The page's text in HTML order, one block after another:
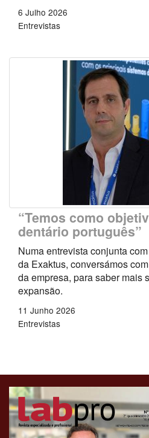
6 Julho 2026
Entrevistas
“Temos como
dentário português”
Numa entrevista conjunta
da Exaktus, conversámos
da empresa, para saber mais
expansão.
11 Junho 2026
Entrevistas